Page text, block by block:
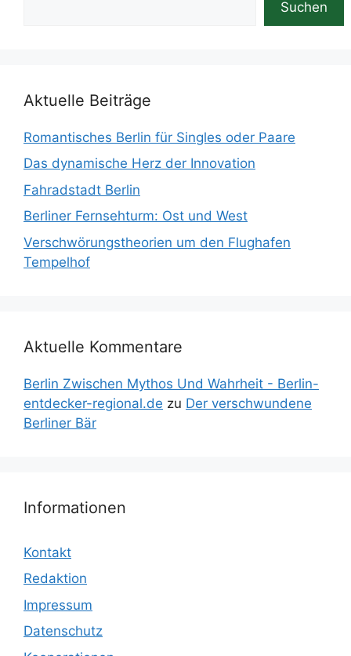
Suchen
Aktuelle Beiträge
Romantisches Berlin für Singles oder Paare
Das dynamische Herz der Innovation
Fahradstadt Berlin
Berliner Fernsehturm: Ost und West
Verschwörungstheorien um den Flughafen
Tempelhof
Aktuelle Kommentare
Berlin Zwischen Mythos Und Wahrheit - Berlin-
entdecker-regional.de zu Der verschwundene
Berliner Bär
Informationen
Kontakt
Redaktion
Impressum
Datenschutz